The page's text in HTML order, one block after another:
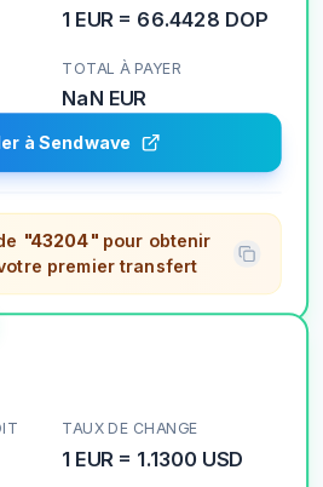
1 EUR= 66.4428 DOP
TOTAL À PAYER
NaN EUR
à Sendwave
"43204"pour obtenir
premier transfert
TAUX DE CHANGE
1 EUR= 1.1300 USD